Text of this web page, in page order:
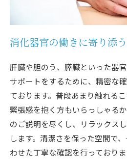
消化器官の働きに寄り添
肝臓や胆のう、膵臓といった器
サポートをするために、精密な
ております。普段あまり触れる
緊張感を抱く方もいらっしゃる
のご説明を尽くし、リラックス
します。清潔さを保った空間で
わせた丁寧な確認を行っており